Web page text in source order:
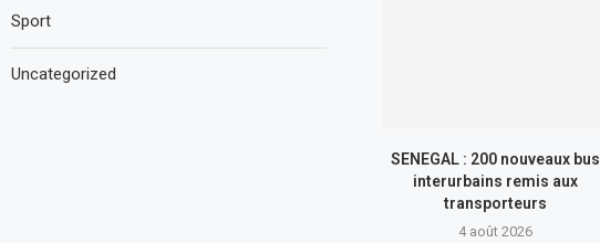
SENEGAL : 200 nouveaux bus
interurbains remis aux
transporteurs
4 août 2026
Sport
Uncategorized